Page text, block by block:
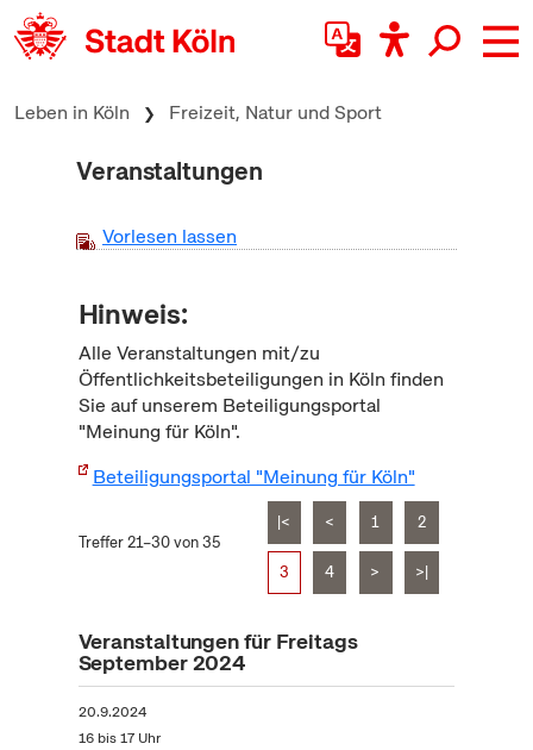
zum Inhalt springen
Leben in Köln Freizeit, Natur und Sport
Veranstaltungen
Vorlesen lassen
Hinweis:
Alle Veranstaltungen mit/zu
Öffentlichkeitsbeteiligungen in Köln finden
Sie auf unserem Beteiligungsportal
"Meinung für Köln".
Beteiligungsportal "Meinung für Köln"
Treffer 21–30 von 35
|< < 1 2
3 4 > >|
Veranstaltungen für Freitags
September 2024
20.9.2024
16 bis 17 Uhr